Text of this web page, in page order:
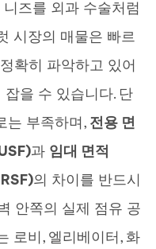
즈를 외과 수술처럼
시장의 매물은 빠르
확히 파악하고 있어
을 수 있습니다. 단
는 부족하며, 전용 면
과 임대 면적
의 차이를 반드시
안쪽의 실제 점유 공
로비, 엘리베이터, 화